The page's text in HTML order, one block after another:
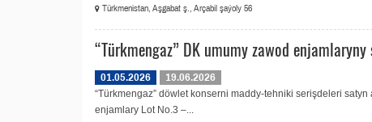
Türkmenistan, Aşgabat ş., Arçabil şaýoly 56
“Türkmengaz” DK umumy zawod
01.05.2026
19.06.2026
“Türkmengaz” döwlet konserni maddy-tehniki serişdeleri
enjamlary Lot No.3 –...